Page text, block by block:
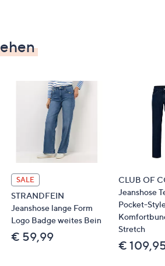
ca. 72/68 cm
157 bis 164 cm
die Normalgröße bei einer
165 bis 172 cm
nachtjeansblau: 87 %
% Polyester, 4 % Elasthan
% Baumwolle, 15 % Polyester, 2 %
SALE
STRANDFEIN
Jeanshose lange Form
Logo Badge weites Bein
€ 59,99
CLUB OF
Jeanshose
Pocket-
Stretch
€